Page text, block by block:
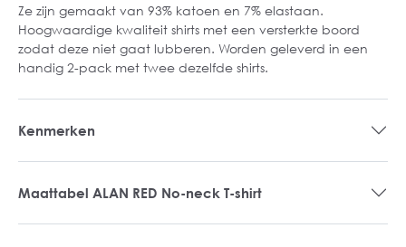
Ze zijn gemaakt van 93% katoen en 7% elastaan.
Hoogwaardige kwaliteit shirts met een versterkte boord
zodat deze niet gaat lubberen. Worden geleverd in een
handig 2-pack met twee dezelfde shirts.
Kenmerken
Maattabel ALAN RED No-neck T-shirt